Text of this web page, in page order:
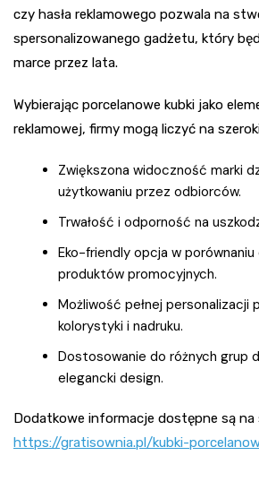
czy hasła reklamowego pozwala na
spersonalizowanego gadżetu, który
marce przez lata.
Wybierając porcelanowe kubki jako
reklamowej, firmy mogą liczyć na
Zwiększona widoczność marki
użytkowaniu przez odbiorców.
Trwałość i odporność na
Eko-friendly opcja w
produktów promocyjnych.
Możliwość pełnej personalizacji
kolorystyki i nadruku.
Dostosowanie do różnych grup
elegancki design.
Dodatkowe informacje dostępne są na
https://gratisownia.pl/kubki-